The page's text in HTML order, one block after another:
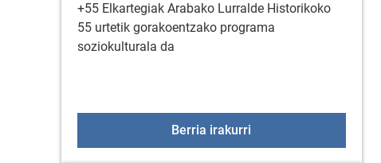
+55 Elkartegiak Arabako Lurralde Historikoko
55 urtetik gorakoentzako programa
soziokulturala da
Berria irakurri